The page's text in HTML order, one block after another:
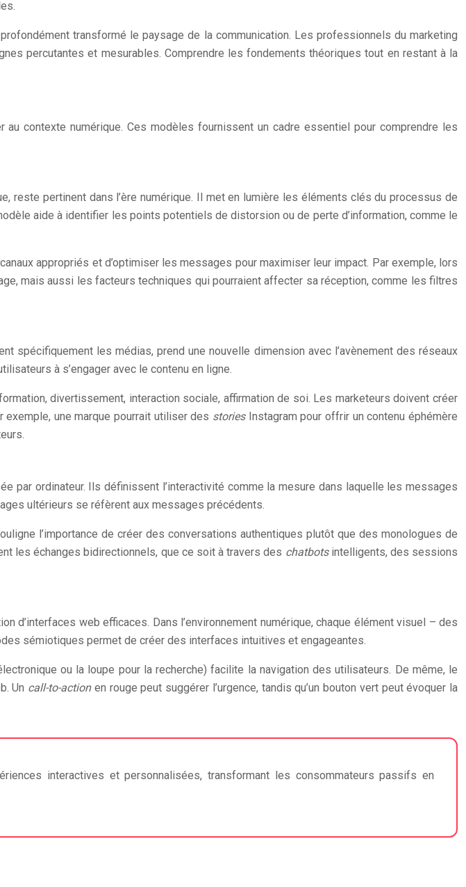
transformé le paysage de la communication. Les professionnels du marketing
percutantes et mesurables. Comprendre les fondements théoriques tout en restant à la
contexte numérique. Ces modèles fournissent un cadre essentiel pour comprendre les
reste pertinent dans l’ère numérique. Il met en lumière les éléments clés du processus de
aide à identifier les points potentiels de distorsion ou de perte d’information, comme le
appropriés et d’optimiser les messages pour maximiser leur impact. Par exemple, lors
mais aussi les facteurs techniques qui pourraient affecter sa réception, comme les filtres
les médias, prend une nouvelle dimension avec l’avènement des réseaux
à s’engager avec le contenu en ligne.
divertissement, interaction sociale, affirmation de soi. Les marketeurs doivent créer
une marque pourrait utiliser des stories Instagram pour offrir un contenu éphémère
par ordinateur. Ils définissent l’interactivité comme la mesure dans laquelle les messages
ultérieurs se réfèrent aux messages précédents.
l’importance de créer des conversations authentiques plutôt que des monologues de
les échanges bidirectionnels, que ce soit à travers des chatbots intelligents, des sessions
d’interfaces web efficaces. Dans l’environnement numérique, chaque élément visuel – des
sémiotiques permet de créer des interfaces intuitives et engageantes.
ou la loupe pour la recherche) facilite la navigation des utilisateurs. De même, le
Un call-to-action en rouge peut suggérer l’urgence, tandis qu’un bouton vert peut évoquer la
interactives et personnalisées, transformant les consommateurs passifs en